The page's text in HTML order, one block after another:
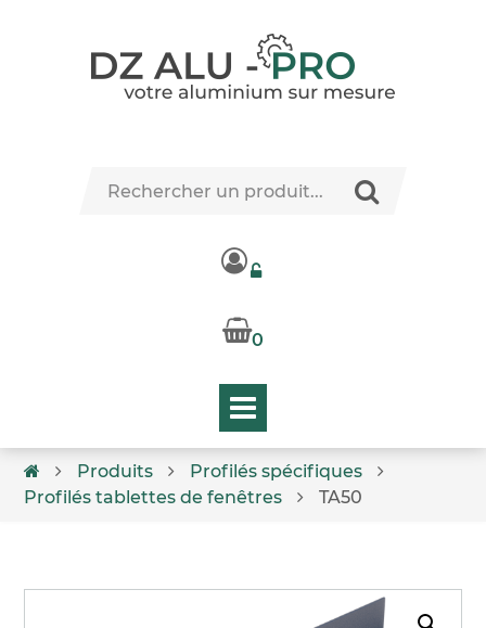
0
Produits
Profilés spécifiques
Profilés tablettes de fenêtres
TA50